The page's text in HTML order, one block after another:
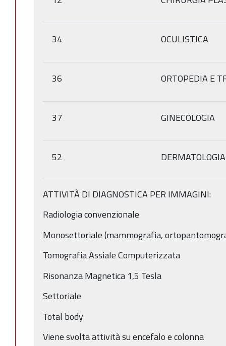
34 OCULISTICA
36 ORTOPEDIA E
37 GINECOLOGIA
52 DERMATOLOGIA
ATTIVITÀ DI DIAGNOSTICA PER IMMAGINI:
Radiologia convenzionale
Monosettoriale (mammografia,
Tomografia Assiale Computerizzata
Risonanza Magnetica 1,5 Tesla
Settoriale
Total body
Viene svolta attività su encefalo e colonna